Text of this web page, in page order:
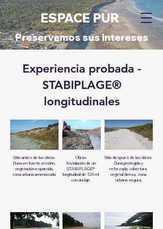
ESPACE PUR
Preservemos sus intereses
Experiencia probada -
STABIPLAGE®
longitudinales
Sitio antes de las obras
Duna en fuerte erosión,
vegetación esparcida,
zona urbana amenazada
Obras
Instalación de un
STABIPLAGE®
longitudinal de 120 ml
con anclaje
Sitio después de las obras
Duna protegida y
reforzada, cobertura
vegetal densa, zona
urbana segura